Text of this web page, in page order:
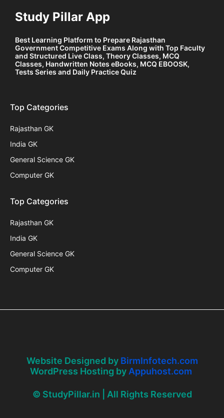
Study Pillar App
Best Learning Platform to Prepare Rajasthan
Government Competitive Exams Along with Top Faculty
and Structured Live Class, Theory Classes, MCQ
Classes, Handwritten Notes eBooks, MCQ EBOOSK,
Tests Series and Daily Practice Quiz
Top Categories
Rajasthan GK
India GK
General Science GK
Computer GK
Top Categories
Rajasthan GK
India GK
General Science GK
Computer GK
Website Designed by BirmInfotech.com
WordPress Hosting by Appuhost.com
© StudyPillar.in | All Rights Reserved